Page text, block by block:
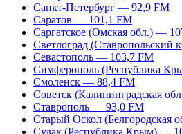
Санкт-Петербург — 92,9 FM
Саратов — 101,1 FM
Саргатское (Омская обл.) —
Светлоград (Ставропольский
Севастополь — 103,7 FM
Симферополь (Республика
Смоленск — 88,4 FM
Советск (Калининградская
Ставрополь — 93,0 FM
Старый Оскол (Белгородская
Судак (Республика Крым) —